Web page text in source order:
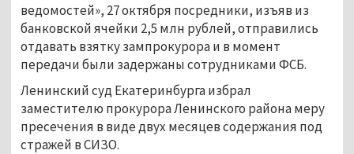
ведомостей», 27 октября посредники, изъяв из
банковской ячейки 2,5 млн рублей, отправились
отдавать взятку зампрокурора и в момент
передачи были задержаны сотрудниками ФСБ.
Ленинский суд Екатеринбурга избрал
заместителю прокурора Ленинского района меру
пресечения в виде двух месяцев содержания под
стражей в СИЗО.